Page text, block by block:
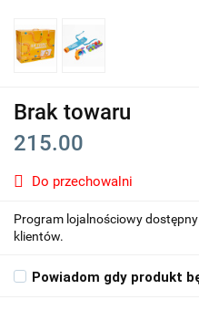
Brak towaru
215.00
Do przechowalni
Program lojalnościowy
klientów.
Powiadom gdy produkt